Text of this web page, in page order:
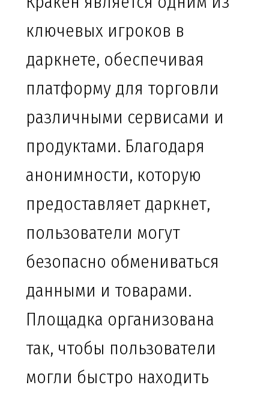
ключевых игроков в
даркнете, обеспечивая
платформу для торговли
различными сервисами и
продуктами. Благодаря
анонимности, которую
предоставляет даркнет,
пользователи могут
безопасно обмениваться
данными и товарами.
Площадка организована
так, чтобы пользователи
могли быстро находить